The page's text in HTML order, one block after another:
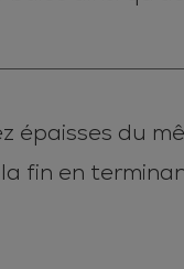
épaisses du
fin en